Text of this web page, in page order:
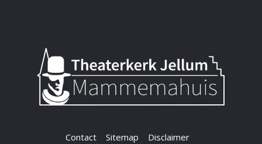
Contact Sitemap Disclaimer